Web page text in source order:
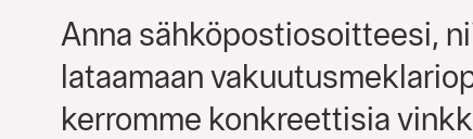
Anna sähköpostiosoitteesi,
lataamaan
kerromme konkreettisia